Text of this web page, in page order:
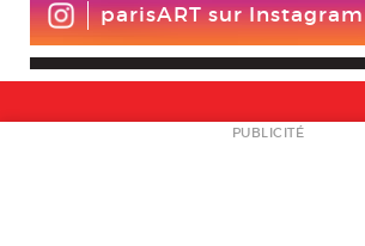
parisART sur Instagram
NEWSLETTER
PUBLICITÉ